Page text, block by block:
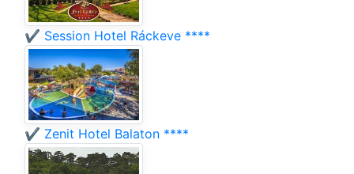
✔️ Session Hotel Ráckeve ****
✔️ Zenit Hotel Balaton ****